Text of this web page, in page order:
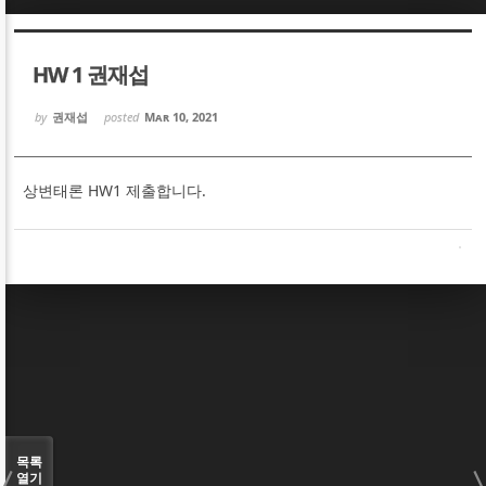
HW 1 권재섭
by 권재섭 posted Mar 10, 2021
상변태론 HW1 제출합니다.
목록
열기
Sketchbook5, 스케치북5
Sketchbook5, 스케치북5
Sketchbook5, 스케치북5
Sketchbook5, 스케치북5